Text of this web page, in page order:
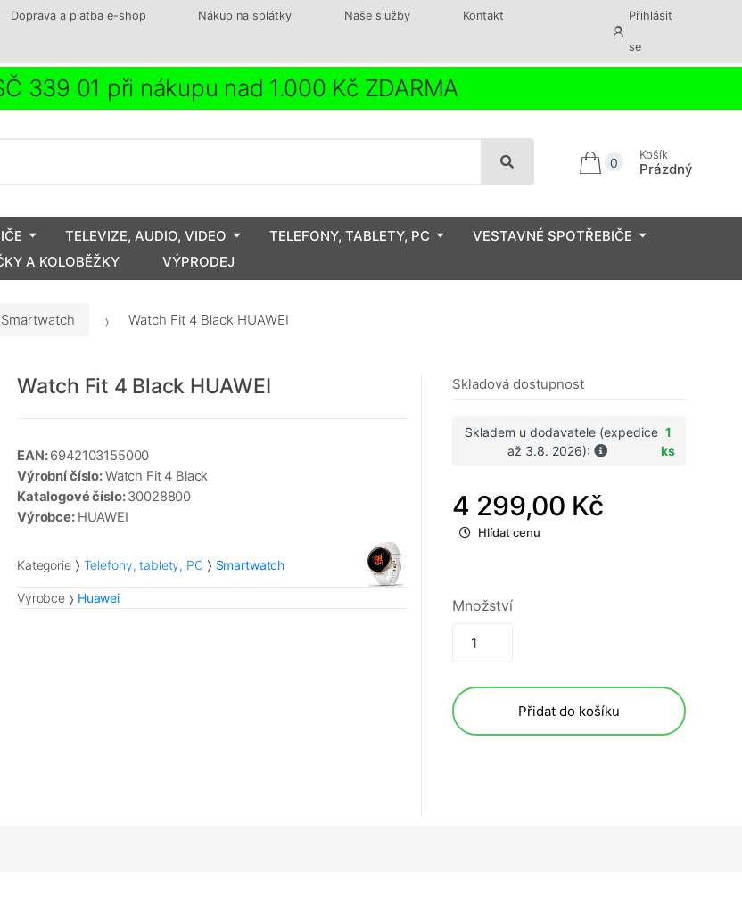
Doprava a platba e-shop Nákup na splátky Naše služby Kontakt Přihlásit
se
339 01 při nákupu nad 1.000 Kč ZDARMA
0
Košík
Prázdný
TELEVIZE, AUDIO, VIDEO TELEFONY, TABLETY, PC
VESTAVNÉ SPOTŘEBIČE
A KOLOBĚŽKY VÝPRODEJ
Smartwatch Watch Fit 4 Black HUAWEI
Watch Fit 4 Black HUAWEI
EAN:6942103155000
Výrobní číslo:Watch Fit 4 Black
Katalogové číslo:30028800
Výrobce: HUAWEI
Kategorie Telefony, tablety, PC Smartwatch
Výrobce Huawei
Skladová dostupnost
Skladem u dodavatele (expedice
až 3.8. 2026):
1
ks
4 299,00 Kč
Hlídat cenu
Množství
Přidat do košíku